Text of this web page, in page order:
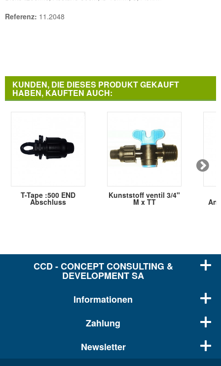
Referenz: 11.2048
KUNDEN, DIE DIESES PRODUKT GEKAUFT
HABEN, KAUFTEN AUCH:
T-Tape :500 END
Abschluss
Kunststoff ventil 3/4"
M x TT
CCD - CONCEPT CONSULTING &
DEVELOPMENT SA
Informationen
Zahlung
Newsletter